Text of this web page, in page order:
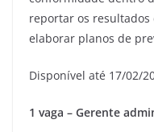
reportar os resultados
elaborar planos de
Disponível até 17/02/
1 vaga – Gerente